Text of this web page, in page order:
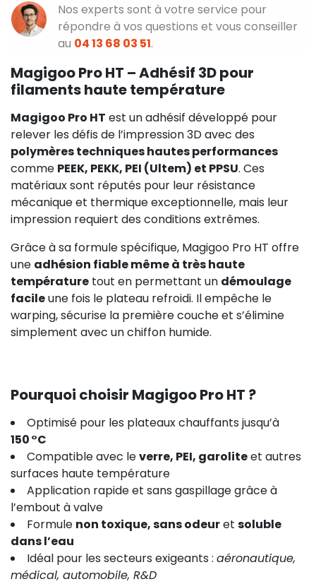
Nos experts sont à votre service pour
répondre à vos questions et vous conseiller
au 04 13 68 03 51.
Magigoo Pro HT – Adhésif 3D pour
filaments haute température
Magigoo Pro HT est un adhésif développé pour
relever les défis de l’impression 3D avec des
polymères techniques hautes performances
comme PEEK, PEKK, PEI (Ultem) et PPSU. Ces
matériaux sont réputés pour leur résistance
mécanique et thermique exceptionnelle, mais leur
impression requiert des conditions extrêmes.
Grâce à sa formule spécifique, Magigoo Pro HT offre
une adhésion fiable même à très haute
température tout en permettant un démoulage
facileune fois le plateau refroidi. Il empêche le
warping, sécurise la première couche et s’élimine
simplement avec un chiffon humide.
Pourquoi choisir Magigoo Pro HT ?
Optimisé pour les plateaux chauffants jusqu’à
150 °C
Compatible avec leverre, PEI, garoliteet autres
surfaces haute température
Application rapide et sans gaspillage grâce à
l’embout à valve
Formule non toxique, sans odeuret soluble
dans l’eau
Idéal pour les secteurs exigeants : aéronautique,
médical, automobile, R&D